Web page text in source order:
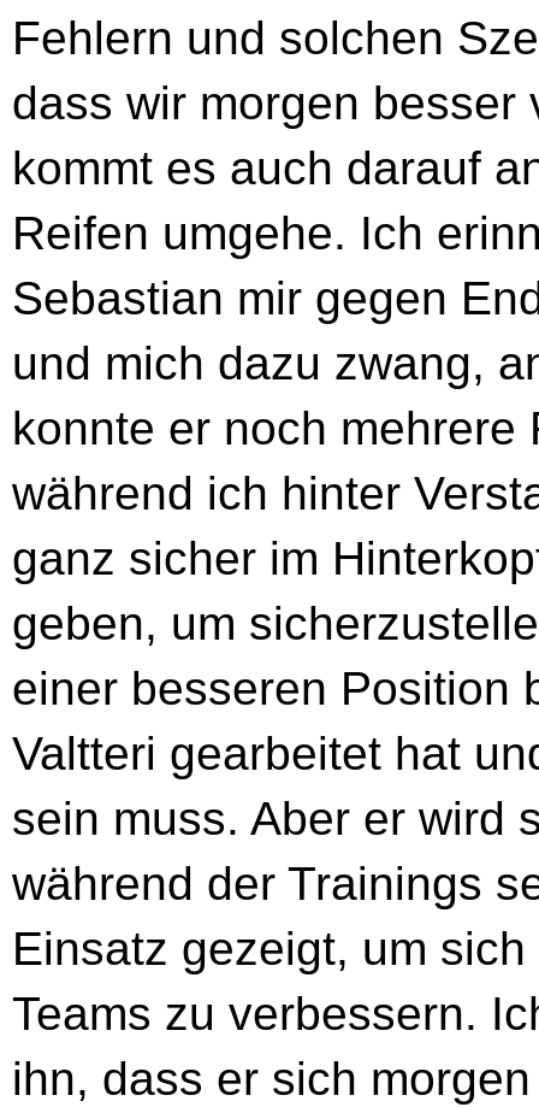
Fehlern und solchen
dass wir morgen
kommt es auch darauf
Reifen umgehe. Ich
Sebastian mir gegen
und mich dazu zwang,
konnte er noch mehrere
während ich hinter
ganz sicher im
geben, um
einer besseren Position
Valtteri gearbeitet hat
sein muss. Aber er wird
während der Trainings
Einsatz gezeigt, um
Teams zu verbessern.
ihn, dass er sich